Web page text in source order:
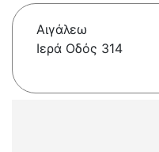
Αιγάλεω
Ιερά Οδός 314